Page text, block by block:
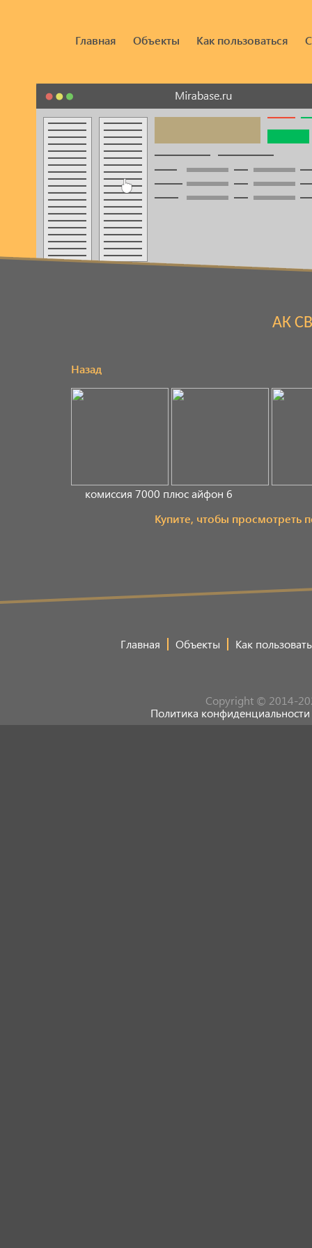
Главная Объекты Как пользоваться
АК
Назад
комиссия 7000 плюс айфон 6
Купите, чтобы
Главная Объекты Как
Copyright © 2014-
Политика конфиденциальности